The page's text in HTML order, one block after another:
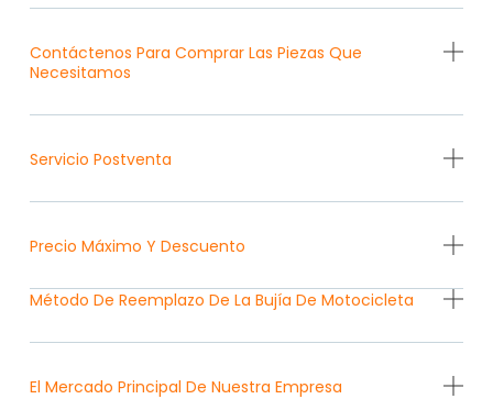
Contáctenos Para Comprar Las Piezas Que
Necesitamos
Servicio Postventa
Precio Máximo Y Descuento
Método De Reemplazo De La Bujía De Motocicleta
El Mercado Principal De Nuestra Empresa